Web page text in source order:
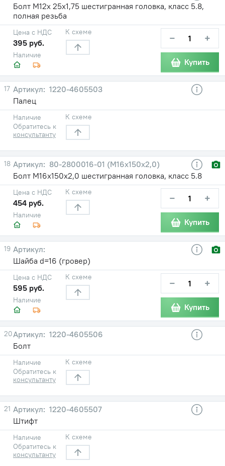
Болт М12х 25х1,75 шестигранная головка, класс 5.8,
полная резьба
Наличие
Цена с НДС
395 руб.
К схеме − +
Купить
17
1220-4605503
Палец
Наличие
Обратитесь к
консультанту
К схеме
18
80-2800016-01 (М16х150х2,0)
Болт М16х150х2,0 шестигранная головка, класс 5.8
Наличие
Цена с НДС
454 руб.
К схеме − +
Купить
19
Шайба d=16 (гровер)
Наличие
Цена с НДС
595 руб.
К схеме − +
Купить
20
1220-4605506
Болт
Наличие
Обратитесь к
консультанту
К схеме
21
1220-4605507
Штифт
Наличие
Обратитесь к
консультанту
К схеме